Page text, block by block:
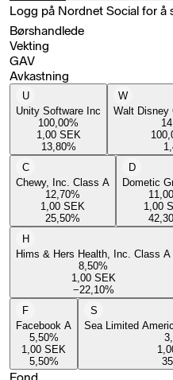
Logg på Nordnet Social for å
Børshandlede
Vekting
GAV
Avkastning
U
Unity Software Inc
100,00%
1,00 SEK
13,80%
W
Walt Disney
C
Chewy, Inc. Class A
12,70%
1,00 SEK
25,50%
D
Dometic
11,00
1,00
42,30
H
Hims & Hers Health, Inc. Class A
8,50%
1,00 SEK
−22,10%
F
Facebook A
5,50%
1,00 SEK
5,50%
S
Sea Limited